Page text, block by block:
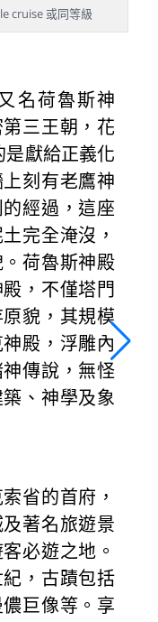
cruise 或同等級
名荷魯斯神
三王朝，花
是獻給正義化
刻有老鷹神
經過，這座
完全淹沒，
荷魯斯神殿
，不僅塔門
貌，其規模
殿，浮雕內
傳說，無怪
、神學及象
省的首府，
著名旅遊景
必遊之地。
，古蹟包括
巨像等。享